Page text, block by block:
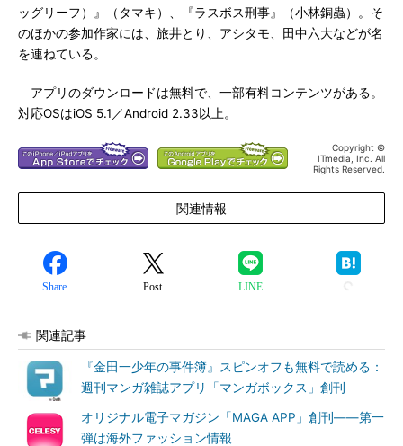
ッグリーフ）』（タマキ）、『ラスボス刑事』（小林銅蟲）。そ
のほかの参加作家には、旅井とり、アシタモ、田中六大などが名
を連ねている。
アプリのダウンロードは無料で、一部有料コンテンツがある。
対応OSはiOS 5.1／Android 2.33以上。
Copyright ©
ITmedia, Inc. All
Rights Reserved.
関連情報
Share Post LINE
関連記事
『金田一少年の事件簿』スピンオフも無料で読める：
週刊マンガ雑誌アプリ「マンガボックス」創刊
オリジナル電子マガジン「MAGA APP」創刊――第一
弾は海外ファッション情報